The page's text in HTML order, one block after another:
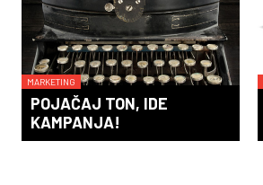
MARKETING
POJAČAJ TON, IDE
KAMPANJA!